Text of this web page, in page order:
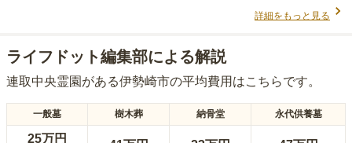
詳細をもっと見る
ライフドット編集部による解説
連取中央霊園 がある伊勢崎市の平均費用はこちらです。
一般墓 樹木葬 納骨堂 永代供養墓
25万円